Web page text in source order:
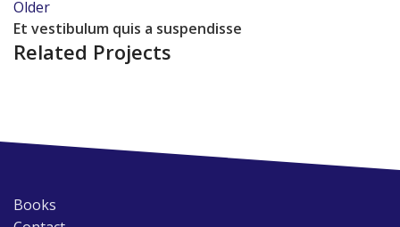
Older
Et vestibulum quis a suspendisse
Related Projects
Books